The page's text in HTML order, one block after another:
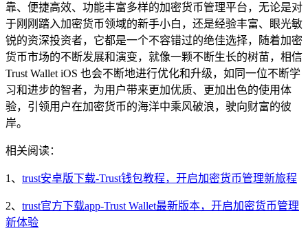
靠、便捷高效、功能丰富多样的加密货币管理平台，无论是对
于刚刚踏入加密货币领域的新手小白，还是经验丰富、眼光敏
锐的资深投资者，它都是一个不容错过的绝佳选择，随着加密
货币市场的不断发展和演变，就像一颗不断生长的树苗，相信
Trust Wallet iOS 也会不断地进行优化和升级，如同一位不断学
习和进步的智者，为用户带来更加优质、更加出色的使用体
验，引领用户在加密货币的海洋中乘风破浪，驶向财富的彼
岸。
相关阅读：
1、 trust安卓版下载-Trust钱包教程，开启加密货币管理新旅程
2、 trust官方下载app-Trust Wallet最新版本，开启加密货币管理
新体验